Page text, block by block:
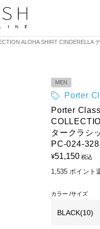
ALOHA SHIRT
MEN
Porter
Porter
タークラシ
PC-024-
¥51,150 税込
1,535 ポイント
カラー サイズ
BLACK(10)